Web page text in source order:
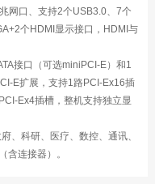
网口、支持2个USB3.0、7个
个HDMI显示接口，HDMI与
接口（可选miniPCI-E）和1
E扩展，支持1路PCI-Ex16插
Ex4插槽，整机支持独立显
、科研、医疗、数控、通讯、
含连接器）。